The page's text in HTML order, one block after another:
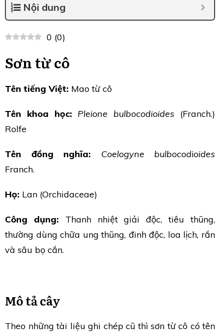
Nội dung
0 (0)
Sơn từ cô
Tên tiếng Việt: Mao từ cô
Tên khoa học: Pleione bulbocodioides (Franch.)
Rolfe
Tên đồng nghĩa:
Coelogyne bulbocodioides
Franch.
Họ: Lan (Orchidaceae)
Công dụng: Thanh nhiệt giải độc, tiêu thũng,
thường dùng chữa ung thũng, đinh độc, loa lịch, rắn
và sâu bọ cắn.
Mô tả cây
Theo những tài liệu ghi chép cũ thì sơn từ cô có tên